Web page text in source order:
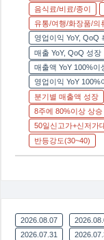
음식료/비료/종이
유통/여행/화장품/의
영업이익 YoY, QoQ
매출 YoY, QoQ 성장
매출액 YoY 100%이
영업이익 YoY 100%
분기별 매출액 성장
8주에 80%이상 상승
50일신고가+신저가
반등강도(30~40)
2026.08.07
2026.07.31